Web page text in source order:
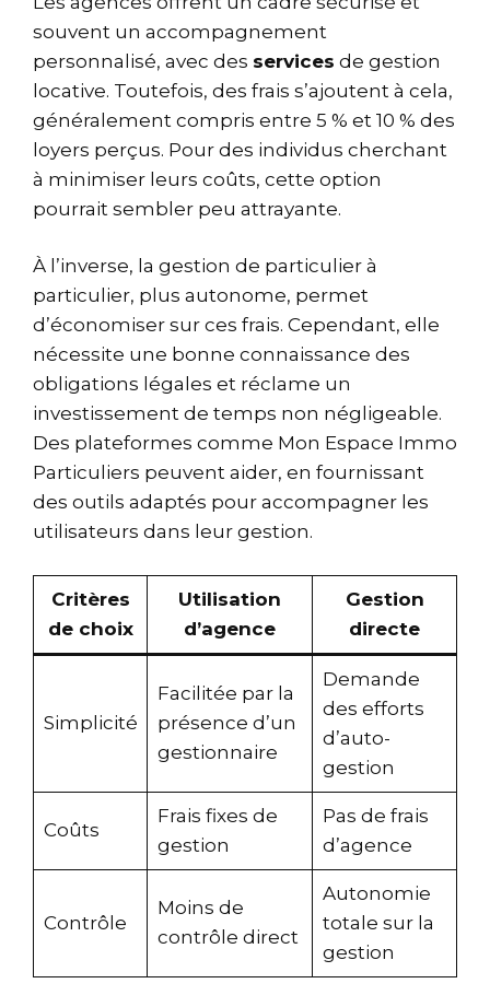
souvent un accompagnement
personnalisé, avec des services de gestion
locative. Toutefois, des frais s’ajoutent à cela,
généralement compris entre 5 % et 10 % des
loyers perçus. Pour des individus cherchant
à minimiser leurs coûts, cette option
pourrait sembler peu attrayante.
À l’inverse, la gestion de particulier à
particulier, plus autonome, permet
d’économiser sur ces frais. Cependant, elle
nécessite une bonne connaissance des
obligations légales et réclame un
investissement de temps non négligeable.
Des plateformes comme Mon Espace Immo
Particuliers peuvent aider, en fournissant
des outils adaptés pour accompagner les
utilisateurs dans leur gestion.
Critères
de choix
Utilisation
d’agence
Gestion
directe
Simplicité
Facilitée par la
présence d’un
gestionnaire
Demande
des efforts
d’auto-
gestion
Coûts
Frais fixes de
gestion
Pas de frais
d’agence
Contrôle
Moins de
contrôle direct
Autonomie
totale sur la
gestion